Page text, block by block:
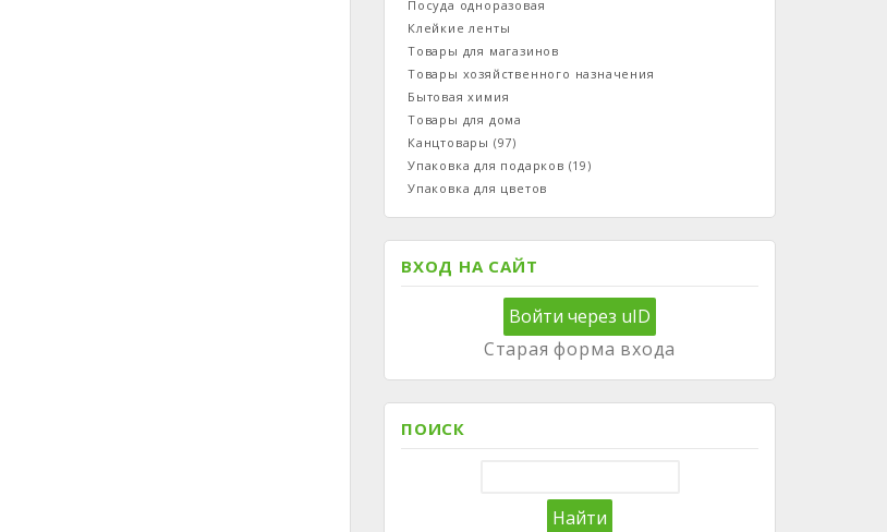
Посуда одноразовая
Клейкие ленты
Товары для магазинов
Товары хозяйственного назначения
Бытовая химия
Товары для дома
Канцтовары (97)
Упаковка для подарков (19)
Упаковка для цветов
ВХОД НА САЙТ
Войти через uID
Старая форма входа
ПОИСК